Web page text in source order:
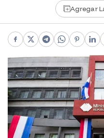
Agregar
Facebook
X Telegram
WhatsApp